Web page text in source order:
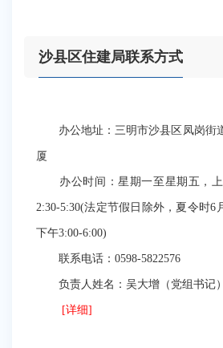
沙县区住建局联系方式
办公地址：三明市沙县区凤岗街
厦
办公时间：星期一至星期五，上
2:30-5:30(法定节假日除外，夏令时6
下午3:00-6:00)
联系电话：0598-5822576
负责人姓名：吴大增（党组书记）
[详细]